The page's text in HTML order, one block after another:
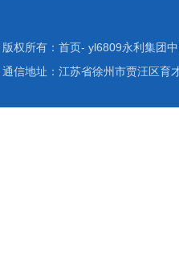
版权所有：首页- yl6809永利集团
通信地址：江苏省徐州市贾汪区育